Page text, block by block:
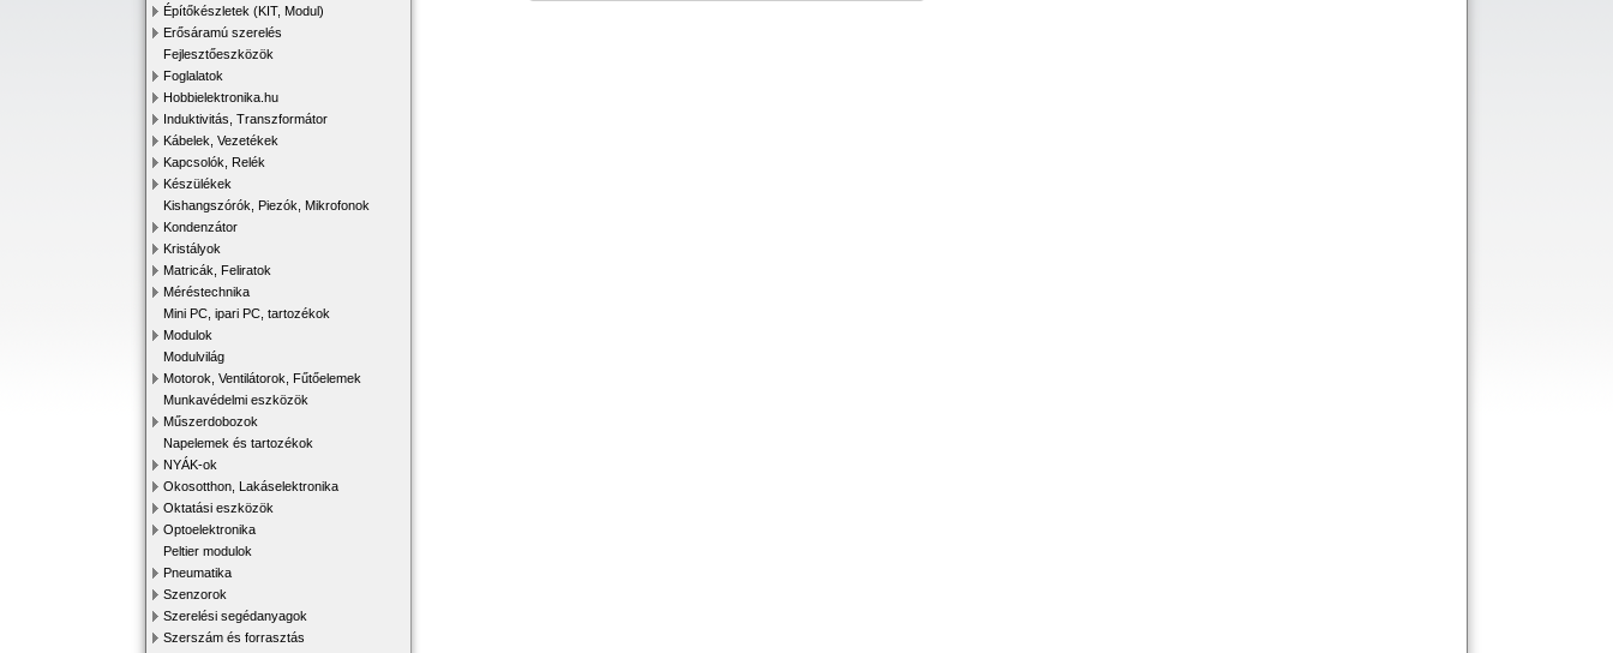
Építőkészletek (KIT, Modul)
Erősáramú szerelés
Fejlesztőeszközök
Foglalatok
Hobbielektronika.hu
Induktivitás, Transzformátor
Kábelek, Vezetékek
Kapcsolók, Relék
Készülékek
Kishangszórók, Piezók, Mikrofonok
Kondenzátor
Kristályok
Matricák, Feliratok
Méréstechnika
Mini PC, ipari PC, tartozékok
Modulok
Modulvilág
Motorok, Ventilátorok, Fűtőelemek
Munkavédelmi eszközök
Műszerdobozok
Napelemek és tartozékok
NYÁK-ok
Okosotthon, Lakáselektronika
Oktatási eszközök
Optoelektronika
Peltier modulok
Pneumatika
Szenzorok
Szerelési segédanyagok
Szerszám és forrasztás